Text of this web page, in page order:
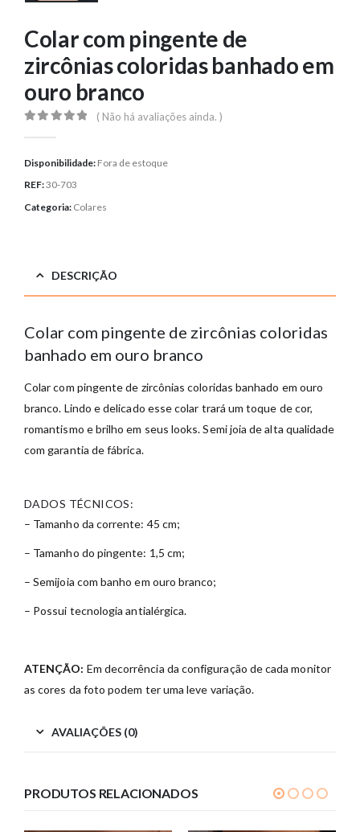
Colar com pingente de
zircônias coloridas banhado em
ouro branco
( Não há avaliações ainda. )
Disponibilidade: Fora de estoque
REF:30-703
Categoria: Colares
DESCRIÇÃO
Colar com pingente de zircônias coloridas
banhado em ouro branco
Colar com pingente de zircônias coloridas banhado em ouro
branco. Lindo e delicado esse colar trará um toque de cor,
romantismo e brilho em seus looks. Semi joia de alta qualidade
com garantia de fábrica.
DADOS TÉCNICOS:
– Tamanho da corrente: 45 cm;
– Tamanho do pingente: 1,5 cm;
– Semijoia com banho em ouro branco;
– Possui tecnologia antialérgica.
ATENÇÃO: Em decorrência da configuração de cada monitor
as cores da foto podem ter uma leve variação.
AVALIAÇÕES (0)
PRODUTOS RELACIONADOS